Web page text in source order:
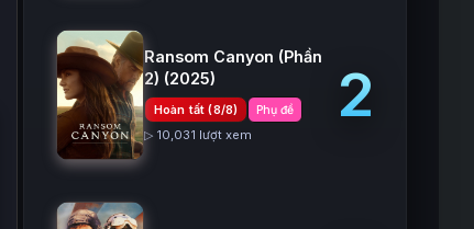
Ransom Canyon (Phần
2) (2025)
Hoàn tất (8/8) Phụ đề
▷ 10,031 lượt xem
2